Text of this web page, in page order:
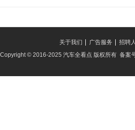
招聘
广告服务
关于我们
Copyright © 2016-2025 汽车全看点 版权所有 备案